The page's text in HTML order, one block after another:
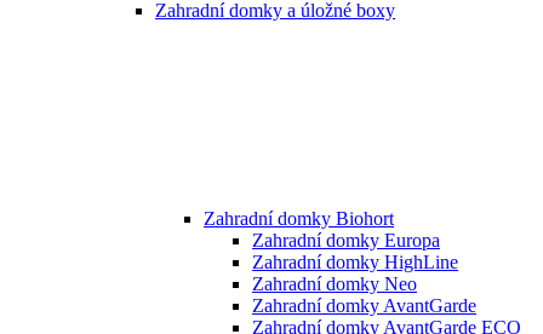
Zahradní domky a úložné boxy
Zahradní domky Biohort
Zahradní domky Europa
Zahradní domky HighLine
Zahradní domky Neo
Zahradní domky AvantGarde
Zahradní domky AvantGarde ECO